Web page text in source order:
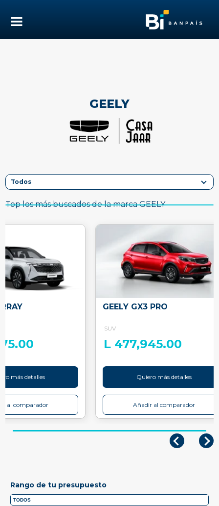
GEELY
Top los más buscados de la marca GEELY
más detalles
al comparador
GEELY GX3 PRO
SUV
L 477,945.00
Quiero más detalles
Añadir al comparador
Rango de tu presupuesto